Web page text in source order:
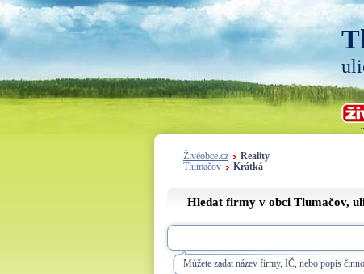
Živéobce.cz
Reality
Tlumačov
Krátká
Hledat firmy v obci Tlumačov,
Můžete zadat název firmy, IČ, nebo popis